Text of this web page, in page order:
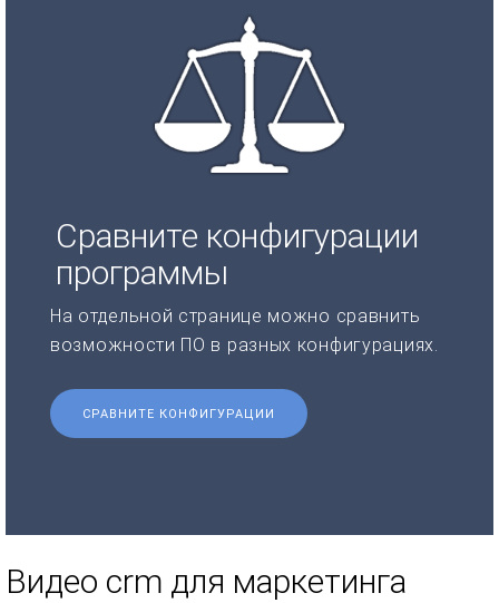
Сравните конфигурации
программы
На отдельной странице можно сравнить
возможности ПО в разных конфигурациях.
СРАВНИТЕ КОНФИГУРАЦИИ
Видео crm для маркетинга